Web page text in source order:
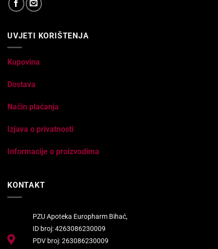
UVJETI KORIŠTENJA
Kupovina
Dostava
Način plaćanja
Izjava o privatnosti
Informacije o proizvodima
KONTAKT
PZU Apoteka Europharm Bihać,
ID broj: 4263086230009
PDV broj: 263086230009